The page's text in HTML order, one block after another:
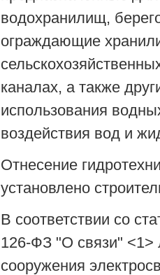
водохранилищ,
ограждающие
каналах, а также
использования
воздействия вод и
Отнесение
установлено
В соответствии со
126-ФЗ "О связи" <1>
сооружения